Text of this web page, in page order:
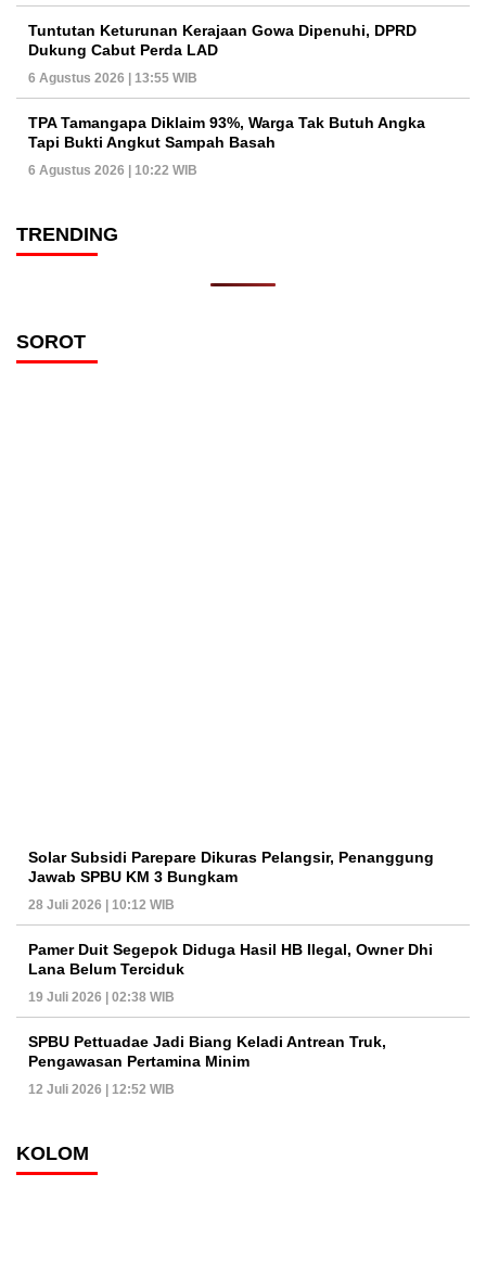
Tuntutan Keturunan Kerajaan Gowa Dipenuhi, DPRD
Dukung Cabut Perda LAD
6 Agustus 2026 | 13:55 WIB
TPA Tamangapa Diklaim 93%, Warga Tak Butuh Angka
Tapi Bukti Angkut Sampah Basah
6 Agustus 2026 | 10:22 WIB
TRENDING
SOROT
Solar Subsidi Parepare Dikuras Pelangsir, Penanggung
Jawab SPBU KM 3 Bungkam
28 Juli 2026 | 10:12 WIB
Pamer Duit Segepok Diduga Hasil HB Ilegal, Owner Dhi
Lana Belum Terciduk
19 Juli 2026 | 02:38 WIB
SPBU Pettuadae Jadi Biang Keladi Antrean Truk,
Pengawasan Pertamina Minim
12 Juli 2026 | 12:52 WIB
KOLOM